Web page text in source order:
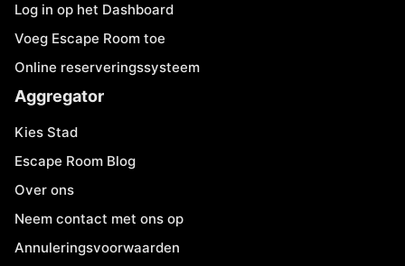
Log in op het Dashboard
Voeg Escape Room toe
Online reserveringssysteem
Aggregator
Kies Stad
Escape Room Blog
Over ons
Neem contact met ons op
Annuleringsvoorwaarden